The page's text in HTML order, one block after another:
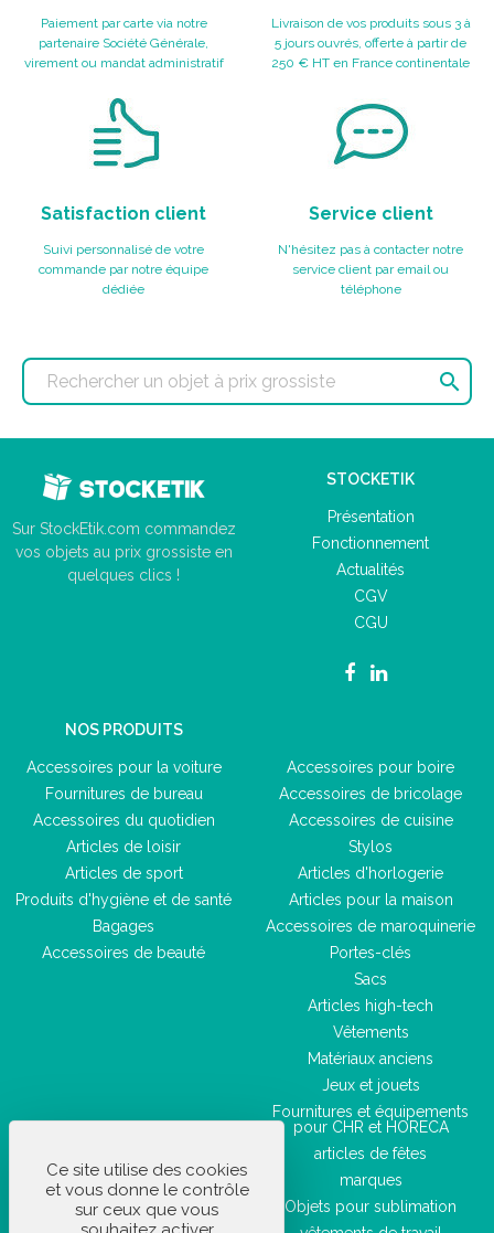
Paiement par carte via notre
partenaire Société Générale,
virement ou mandat administratif
Livraison de vos produits sous 3 à
5 jours ouvrés, offerte à partir de
250 € HT en France continentale
Satisfaction client
Suivi personnalisé de votre
commande par notre équipe
dédiée
Service client
N'hésitez pas à contacter notre
service client par email ou
téléphone

Sur StockEtik.com commandez
vos objets au prix grossiste en
quelques clics !
STOCKETIK
Présentation
Fonctionnement
Actualités
CGV
CGU
NOS PRODUITS
Accessoires pour la voiture
Fournitures de bureau
Accessoires du quotidien
Articles de loisir
Articles de sport
Produits d'hygiène et de santé
Bagages
Accessoires de beauté
Accessoires pour boire
Accessoires de bricolage
Accessoires de cuisine
Stylos
Articles d'horlogerie
Articles pour la maison
Accessoires de maroquinerie
Portes-clés
Sacs
Articles high-tech
Vêtements
Matériaux anciens
Jeux et jouets
Fournitures et équipements
pour CHR et HORECA
articles de fêtes
marques
Objets pour sublimation
Ce site utilise des cookies
et vous donne le contrôle
sur ceux que vous